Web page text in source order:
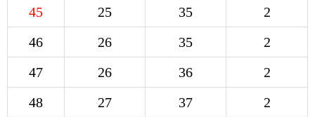
45
25 35
2
46
26 35
2
47
26 36
2
48
27 37
2